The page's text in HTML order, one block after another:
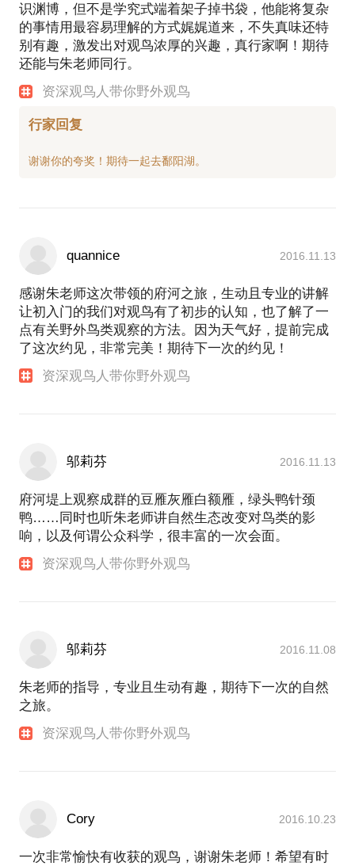
识渊博，但不是学究式端着架子掉书袋，他能将复杂
的事情用最容易理解的方式娓娓道来，不失真味还特
别有趣，激发出对观鸟浓厚的兴趣，真行家啊！期待
还能与朱老师同行。
资深观鸟人带你野外观鸟
行家回复
quannice 2016.11.13
感谢朱老师这次带领的府河之旅，生动且专业的讲解
让初入门的我们对观鸟有了初步的认知，也了解了一
点有关野外鸟类观察的方法。因为天气好，提前完成
了这次约见，非常完美！期待下一次的约见！
资深观鸟人带你野外观鸟
邬莉芬 2016.11.13
府河堤上观察成群的豆雁灰雁白额雁，绿头鸭针颈
鸭……同时也听朱老师讲自然生态改变对鸟类的影
响，以及何谓公众科学，很丰富的一次会面。
资深观鸟人带你野外观鸟
邬莉芬 2016.11.08
朱老师的指导，专业且生动有趣，期待下一次的自然
之旅。
资深观鸟人带你野外观鸟
Cory 2016.10.23
一次非常愉快有收获的观鸟，谢谢朱老师！希望有时